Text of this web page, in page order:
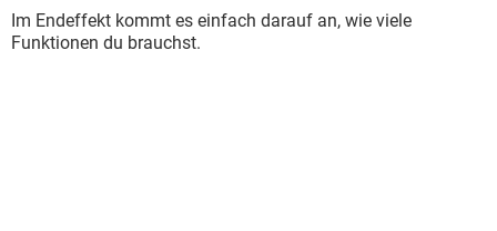
Im Endeffekt kommt es einfach darauf an, wie viele
Funktionen du brauchst.